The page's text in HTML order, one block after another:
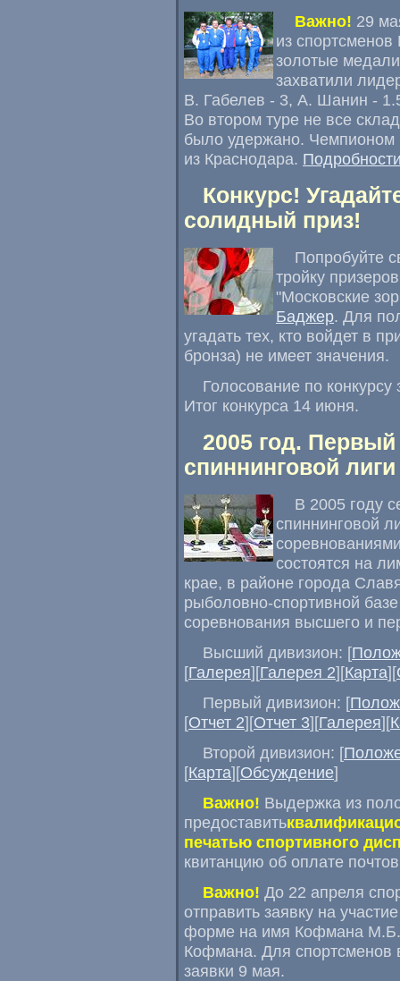
Важно! 29
из спортсменов
золотые
захватили
В. Габелев - 3, А. Шанин -
Во втором туре не все
было удержано. Чемпионом
из Краснодара.
Конкурс!
солидный приз!
Попробуйте
тройку
"Московские
Баджер. Для
угадать тех, кто войдет в
бронза) не имеет значения.
Голосование по
Итог конкурса 14 июня.
2005 год.
спиннинговой
В 2005 году
спиннинговой
состоятся на
крае, в районе города
рыболовно-спортивной
соревнования высшего и
Высший дивизион: [
[Галерея][Галерея 2][Карта][
Первый дивизион: [
[Отчет 2][Отчет 3][Галерея][
Второй дивизион: [
[Карта][Обсуждение]
Важно! Выдержка из
предоставить
печатью спортивного
квитанцию об оплате
Важно! До 22 апреля
отправить заявку на
форме на имя Кофмана М.Б.
Кофмана. Для спортсменов
заявки 9 мая.